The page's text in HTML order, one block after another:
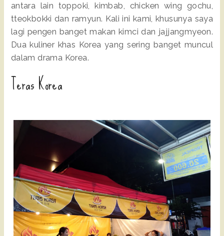
antara lain toppoki, kimbab, chicken wing gochu,
tteokbokki dan ramyun. Kali ini kami, khusunya saya
lagi pengen banget makan kimci dan jajjangmyeon.
Dua kuliner khas Korea yang sering banget muncul
dalam drama Korea.
Teras Korea